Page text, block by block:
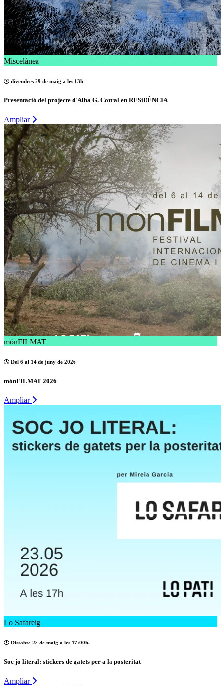
Miscelánea
divendres 29 de maig a les 13h
Presentació del projecte d'Alba G. Corral en RESiDÈNCIA
Ampliar
mónFILMAT
Del 6 al 14 de juny de 2026
mónFILMAT 2026
Ampliar
Lo Safareig
Dissabte 23 de maig a les 17:00h.
Soc jo literal: stickers de gatets per a la posteritat
Ampliar